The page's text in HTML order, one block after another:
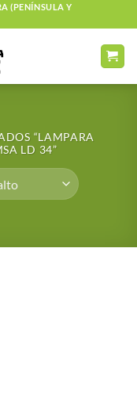
(PENÍNSULA Y
“LAMPARA
LD 34”